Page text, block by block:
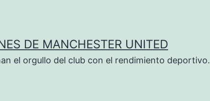
DE MANCHESTER UNITED
el orgullo del club con el rendimiento deportivo.